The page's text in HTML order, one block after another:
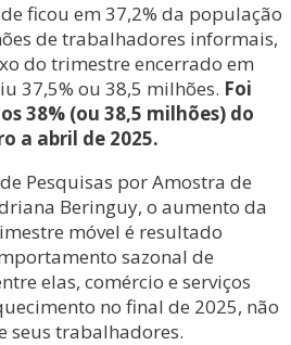
ficou em 37,2% da população
de trabalhadores informais,
do trimestre encerrado em
37,5% ou 38,5 milhões. Foi
38% (ou 38,5 milhões) do
a abril de 2025.
Pesquisas por Amostra de
Beringuy, o aumento da
móvel é resultado
sazonal de
elas, comércio e serviços
no final de 2025, não
seus trabalhadores.